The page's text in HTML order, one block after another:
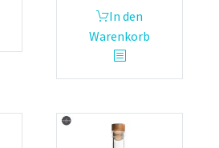
In den
Warenkorb